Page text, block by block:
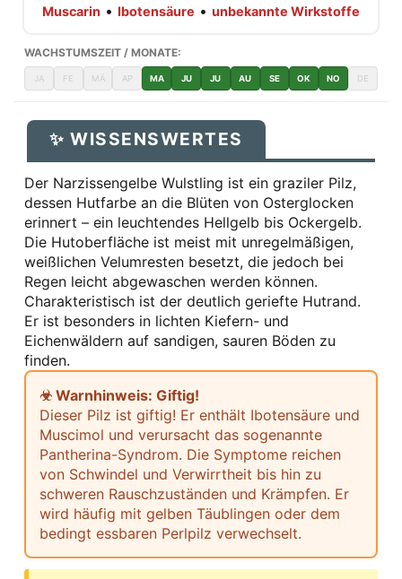
Muscarin • Ibotensäure • unbekannte Wirkstoffe
WACHSTUMSZEIT / MONATE:
JA FE MÄ AP MA JU JU AU SE OK NO DE
✨ WISSENSWERTES
Der Narzissengelbe Wulstling ist ein graziler Pilz,
dessen Hutfarbe an die Blüten von Osterglocken
erinnert – ein leuchtendes Hellgelb bis Ockergelb.
Die Hutoberfläche ist meist mit unregelmäßigen,
weißlichen Velumresten besetzt, die jedoch bei
Regen leicht abgewaschen werden können.
Charakteristisch ist der deutlich geriefte Hutrand.
Er ist besonders in lichten Kiefern- und
Eichenwäldern auf sandigen, sauren Böden zu
finden.
☣ Warnhinweis: Giftig!
Dieser Pilz ist giftig! Er enthält Ibotensäure und
Muscimol und verursacht das sogenannte
Pantherina-Syndrom. Die Symptome reichen
von Schwindel und Verwirrtheit bis hin zu
schweren Rauschzuständen und Krämpfen. Er
wird häufig mit gelben Täublingen oder dem
bedingt essbaren Perlpilz verwechselt.